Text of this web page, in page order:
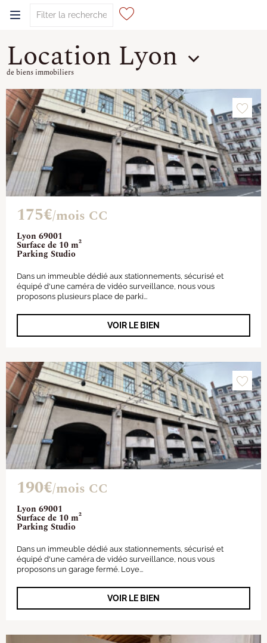
Location Lyon
de biens immobiliers
Lyon 69001
Surface de 10 m²
Parking Studio
175€/mois CC
Dans un immeuble dédié aux stationnements, sécurisé et
équipé d'une caméra de vidéo surveillance, nous vous
proposons plusieurs place de parki...
VOIR LE BIEN
Lyon 69001
Surface de 10 m²
Parking Studio
190€/mois CC
Dans un immeuble dédié aux stationnements, sécurisé et
équipé d'une caméra de vidéo surveillance, nous vous
proposons un garage fermé. Loye...
VOIR LE BIEN